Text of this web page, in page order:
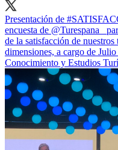
Presentación de
encuesta de @Turespana_
de la satisfacción de
dimensiones, a cargo de
Conocimiento y Estudios